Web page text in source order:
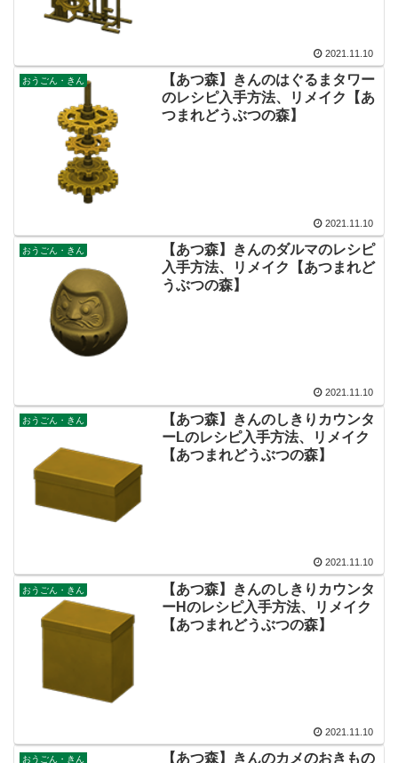
2021.11.10
おうごん・きん
【あつ森】きんのはぐるまタワー
のレシピ入手方法、リメイク【あ
つまれどうぶつの森】
2021.11.10
おうごん・きん
【あつ森】きんのダルマのレシピ
入手方法、リメイク【あつまれど
うぶつの森】
2021.11.10
おうごん・きん
【あつ森】きんのしきりカウンタ
ーLのレシピ入手方法、リメイク
【あつまれどうぶつの森】
2021.11.10
おうごん・きん
【あつ森】きんのしきりカウンタ
ーHのレシピ入手方法、リメイク
【あつまれどうぶつの森】
2021.11.10
おうごん・きん
【あつ森】きんのカメのおきもの